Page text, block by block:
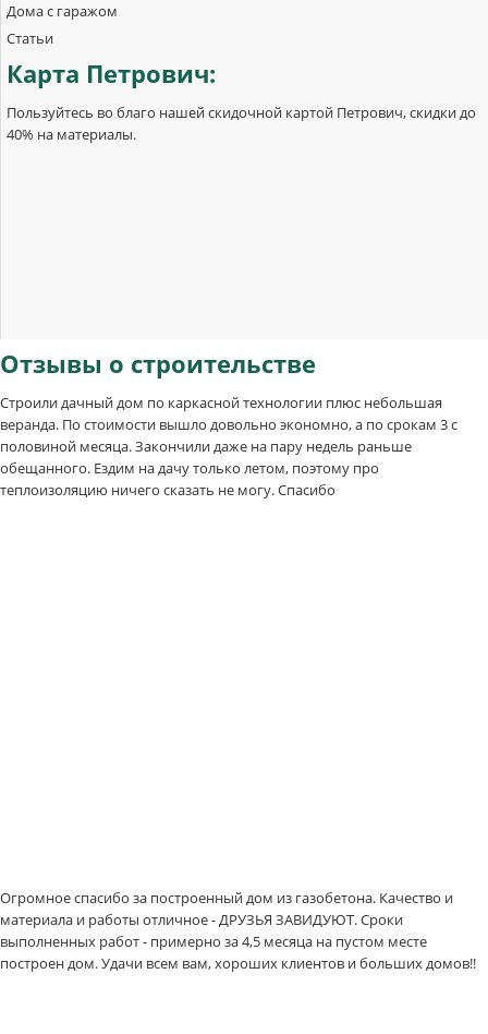
Дома с гаражом
Статьи
Карта Петрович:
Пользуйтесь во благо нашей скидочной картой Петрович, скидки до
40% на материалы.
Отзывы о строительстве
Строили дачный дом по каркасной технологии плюс небольшая
веранда. По стоимости вышло довольно экономно, а по срокам 3 с
половиной месяца. Закончили даже на пару недель раньше
обещанного. Ездим на дачу только летом, поэтому про
теплоизоляцию ничего сказать не могу. Спасибо
Огромное спасибо за построенный дом из газобетона. Качество и
материала и работы отличное - ДРУЗЬЯ ЗАВИДУЮТ. Сроки
выполненных работ - примерно за 4,5 месяца на пустом месте
построен дом. Удачи всем вам, хороших клиентов и больших домов!!